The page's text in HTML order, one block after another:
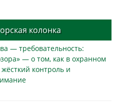
колонка
— требовательность:
— о том, как в охранном
контроль и